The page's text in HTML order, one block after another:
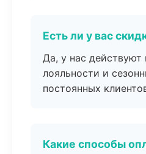
Есть ли у вас
Да, у нас
лояльности и
постоянных
Какие способы